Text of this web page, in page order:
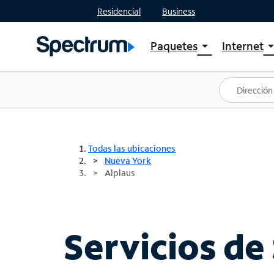
Residencial Business
Paquetesarrow_drop_down
Ver paquetes
Spectrum One
Mejores ofertas
Internetarrow_drop_down
Planes
Todas las ubicaciones
Nueva York
Alplaus
Servicios